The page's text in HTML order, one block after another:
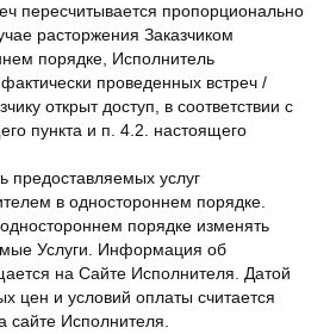
пересчитывается пропорционально
расторжения Заказчиком
порядке, Исполнитель
проведенных встреч /
открыт доступ, в соответствии с
пункта и п. 4.2. настоящего
услуг
в одностороннем порядке.
порядке изменять
Услуги. Информация об
на Сайте Исполнителя. Датой
цен и условий оплаты считается
Исполнителя.